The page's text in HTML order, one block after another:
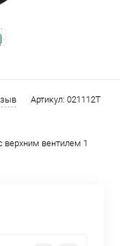
Артикул: 021112T
верхним вентилем 1